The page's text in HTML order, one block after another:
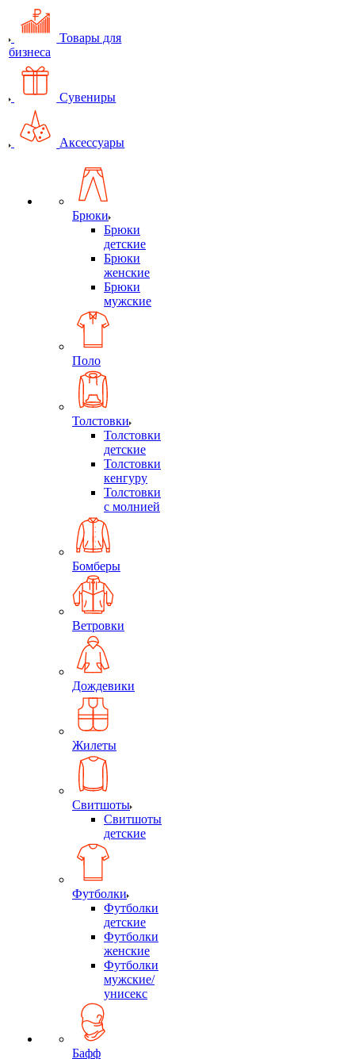
Товары для
бизнеса
Сувениры
Аксессуары
Брюки
Брюки
детские
Брюки
женские
Брюки
мужские
Поло
Толстовки
Толстовки
детские
Толстовки
кенгуру
Толстовки
с молнией
Бомберы
Ветровки
Дождевики
Жилеты
Свитшоты
Свитшоты
детские
Футболки
Футболки
детские
Футболки
женские
Футболки
мужские/
унисекс
Бафф